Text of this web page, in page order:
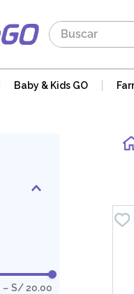
Buscar
Baby & Kids GO
– S/ 20.00